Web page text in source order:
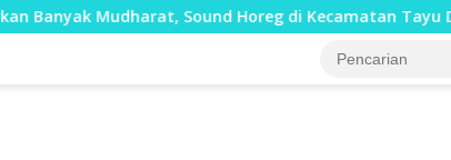
Mudharat, Sound Horeg di Kecamatan Tayu Dilarang